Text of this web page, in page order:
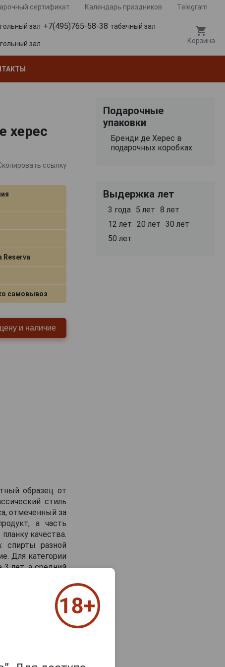
сертификат Календарь праздников Telegram
зал +7(495)765-58-38 табачный зал
зал Корзина
херес
ссылку
Reserva
самовывоз
и наличие
образец от
стиль
отмеченный за
а часть
качества.
спирты разной
Для категории
3 лет, а средний
напитку новые
сливочной
ноты
Подарочные
упаковки
Бренди де Херес в
подарочных коробках
Выдержка лет
3 года 5 лет 8 лет
12 лет
20 лет 30 лет
50 лет